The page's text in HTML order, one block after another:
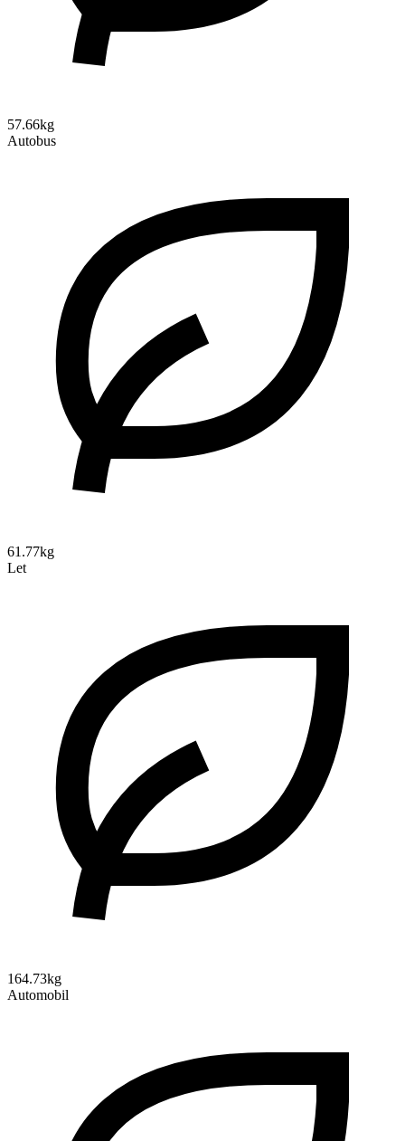
57.66kg
Autobus
61.77kg
Let
164.73kg
Automobil